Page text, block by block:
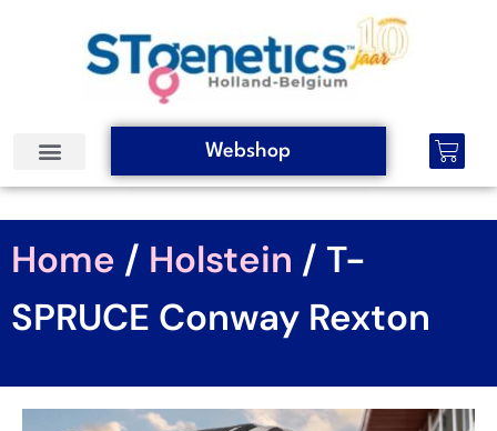
Webshop
Home / Holstein / T-
SPRUCE Conway Rexton